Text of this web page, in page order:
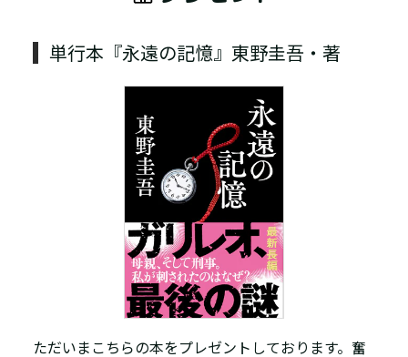
単行本『永遠の記憶』東野圭吾・著
ただいまこちらの本をプレゼントしております。奮